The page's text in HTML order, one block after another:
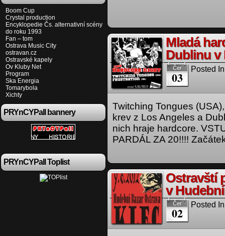
Boom Cup
Crystal production
Encyklopedie Čs. alternativní scény
do roku 1993
Fan – tom
Ostrava Music City
ostravan.cz
Ostravské kapely
Ov Kluby Net
Program
Ska Energia
Tomarybola
Xichty
PRYnCYPall bannery
PRYnCYPall Toplist
Mladá
Dublinu v
Čer
03
Posted
Twitching Tongues
krev z Los Angeles a
nich hraje hardcore.
PARDÁL ZA 20!!!!
Ostravští
v
Čer
02
Posted